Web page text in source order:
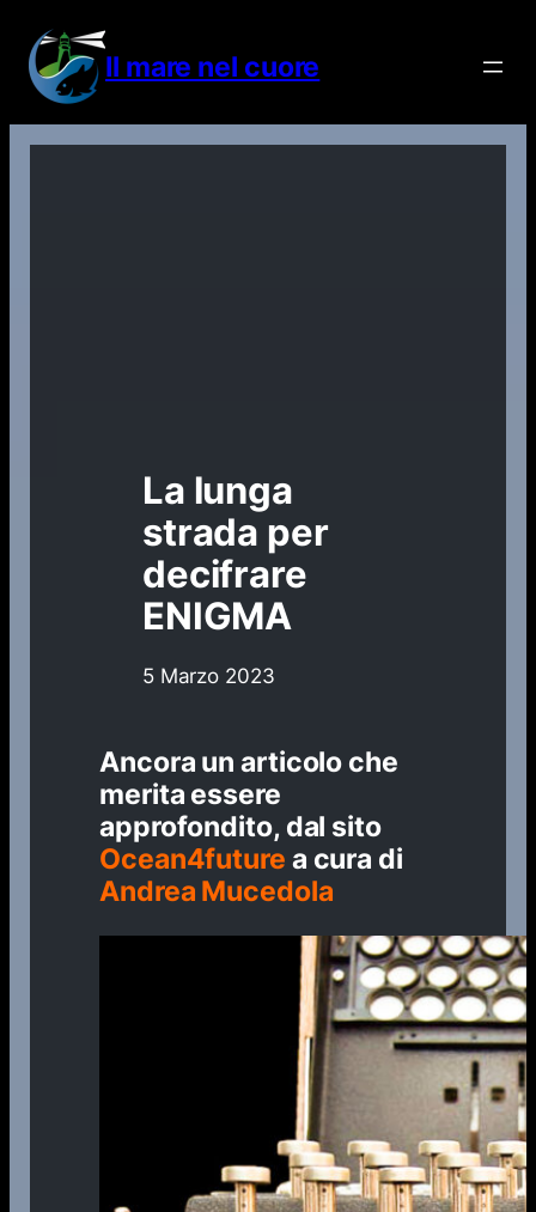
contenuto
Il mare nel cuore
La lunga
strada per
decifrare
ENIGMA
5 Marzo 2023
Ancora un articolo che
merita essere
approfondito, dal sito
Ocean4future a cura di
Andrea Mucedola